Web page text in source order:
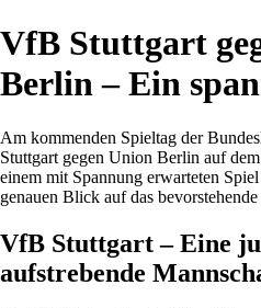
VfB Stuttgart
Berlin – Ein
Am kommenden Spieltag der
Stuttgart gegen Union Berlin auf
einem mit Spannung erwarteten
genauen Blick auf das
VfB Stuttgart – Eine
aufstrebende